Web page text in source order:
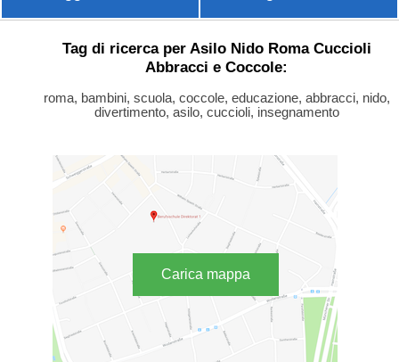
Tag di ricerca per Asilo Nido Roma Cuccioli
Abbracci e Coccole:
roma, bambini, scuola, coccole, educazione, abbracci, nido,
divertimento, asilo, cuccioli, insegnamento
Carica mappa